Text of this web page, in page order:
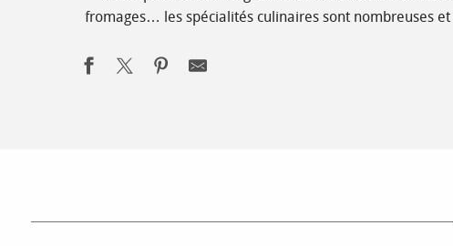
fromages… les spécialités culinaires sont nombreuses